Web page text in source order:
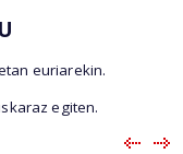
euriarekin.
egiten.